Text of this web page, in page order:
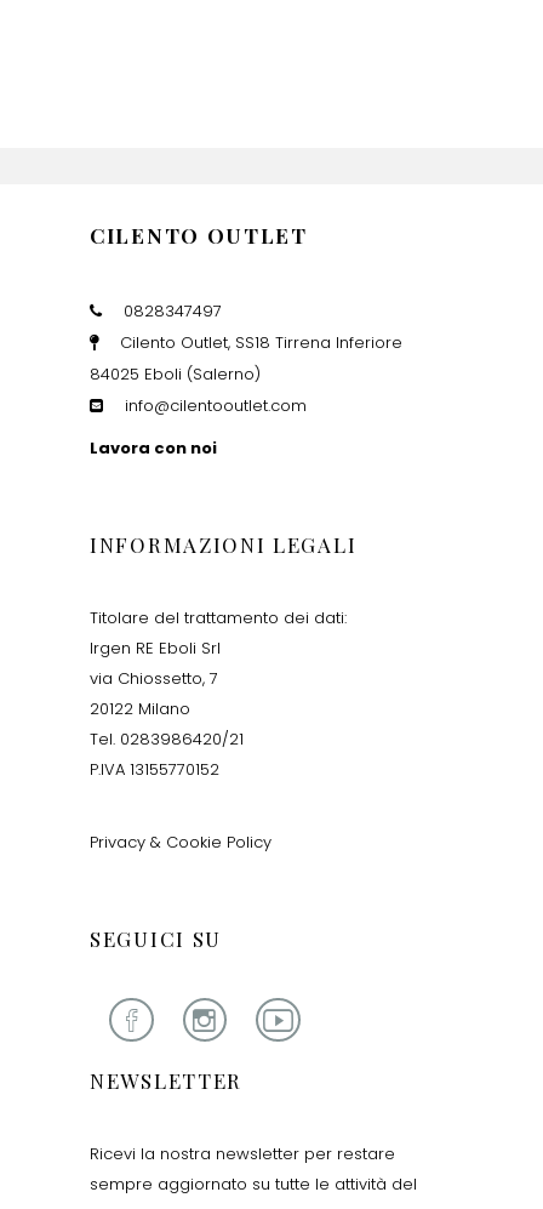
CILENTO OUTLET
0828347497
Cilento Outlet, SS18 Tirrena Inferiore
84025 Eboli (Salerno)
info@cilentooutlet.com
Lavora con noi
INFORMAZIONI LEGALI
Titolare del trattamento dei dati:
Irgen RE Eboli Srl
via Chiossetto, 7
20122 Milano
Tel. 0283986420/21
P.IVA 13155770152
Privacy & Cookie Policy
SEGUICI SU
NEWSLETTER
Ricevi la nostra newsletter per restare
sempre aggiornato su tutte le attività del